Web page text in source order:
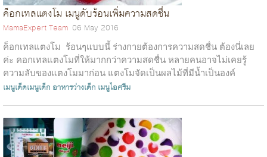
ค็อกเทลแตงโม เมนูดับร้อนเพิ่มความสดชื่น
MamaExpert Team 06 May 2016
ค็อกเทลแตงโม ร้อนๆแบบนี้ ร่างกายต้องการความสดชื่น ต้องนี่เลย
ค่ะ คอกเทลแตงโมที่ให้มากกว่าความสดชื่น หลายคนอาจไม่เคยรู้
ความลับของแตงโมมาก่อน แตงโมจัดเป็นผลไม้ที่มีน้ำเป็นองค์
ประกอบสูงสุดและ...
เมนูเด็ดเมนูเด็ก อาหารว่างเด็ก เมนูไอศรีม